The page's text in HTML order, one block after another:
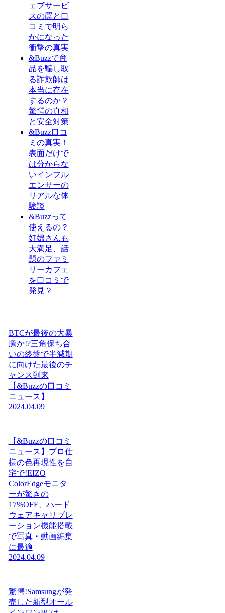
ェブサービ
スの罠と口
コミで明ら
かになった
衝撃の真実
&Buzzで商
品を騙し取
る詐欺師は
本当に存在
するのか？
驚愕の真相
と安全対策
&Buzz口コ
ミの真実！
表面だけで
は分からな
いインフル
エンサーの
リアルな体
験談
&Buzzって
使えるの？
妊婦さんも
大満足、話
題のファミ
リーカフェ
を口コミで
発見？
BTCが最後の大暴
騰か!?三角保ち合
いの終盤で半減期
に向けた最後のチ
ャンス到来
【&Buzzの口コミ
ニュース】
2024.04.09
【&Buzzの口コミ
ニュース】プロ仕
様の色再現性を自
宅で!EIZO
ColorEdgeモニタ
ーが驚きの
17%OFF、ハード
ウェアキャリブレ
ーション機能搭載
で写真・動画編集
に最適
2024.04.09
驚愕!Samsungが発
売した新型オール